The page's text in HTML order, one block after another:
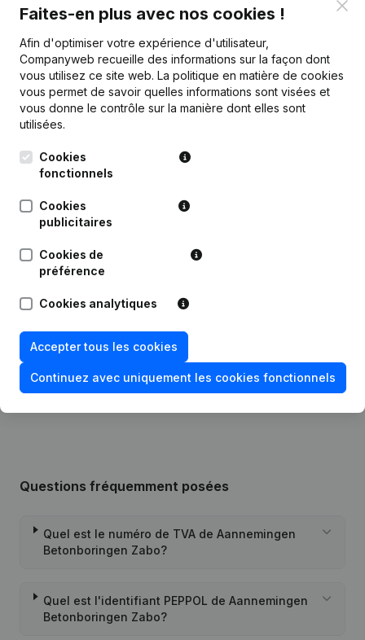
Publications
15-07-2024
27-12-2023 Demissions - Nominations
19-12-2022 Demissions - Nominations
11-04-2022 Demissions - Nominations(NL)
Questions fréquemment posées
Quel est le numéro de TVA de Aannemingen
Betonboringen Zabo?
Quel est l'identifiant PEPPOL de Aannemingen
Betonboringen Zabo?
Faites-en plus avec nos cookies !
Afin d'optimiser votre expérience d'utilisateur,
Companyweb recueille des informations sur la façon dont
vous utilisez ce site web. La politique en matière de cookies
vous permet de savoir quelles informations sont visées et
vous donne le contrôle sur la manière dont elles sont
utilisées.
Cookies
fonctionnels
Cookies
publicitaires
Cookies de
préférence
Cookies analytiques
Accepter tous les cookies
Continuez avec uniquement les cookies fonctionnels